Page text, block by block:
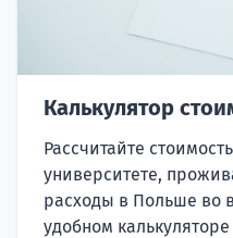
Калькулятор
Рассчитайте
университете,
расходы в Польше во
удобном